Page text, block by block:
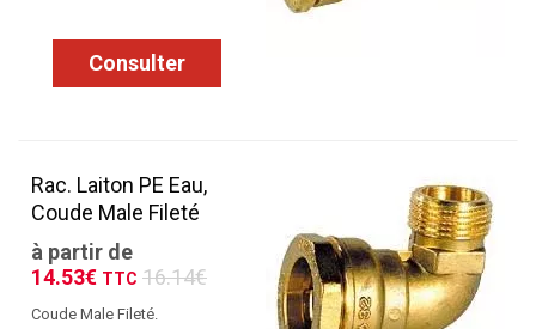
Consulter
Rac. Laiton PE Eau,
Coude Male Fileté
à partir de
14.53€ TTC 16.14€
Coude Male Fileté.